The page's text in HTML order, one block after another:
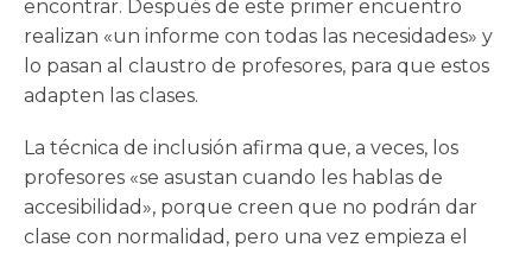
encontrar. Después de este primer encuentro
realizan «un informe con todas las necesidades» y
lo pasan al claustro de profesores, para que estos
adapten las clases.
La técnica de inclusión afirma que, a veces, los
profesores «se asustan cuando les hablas de
accesibilidad», porque creen que no podrán dar
clase con normalidad, pero una vez empieza el